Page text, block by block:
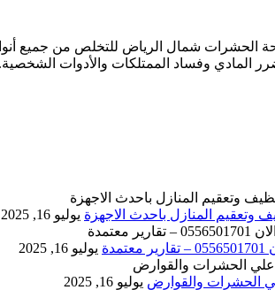
شمال الرياض للتخلص من جميع
المادي وفساد الممتلكات والأدوات
يوليو 16, 2025
يوليو 16, 2025
يوليو 16, 2025